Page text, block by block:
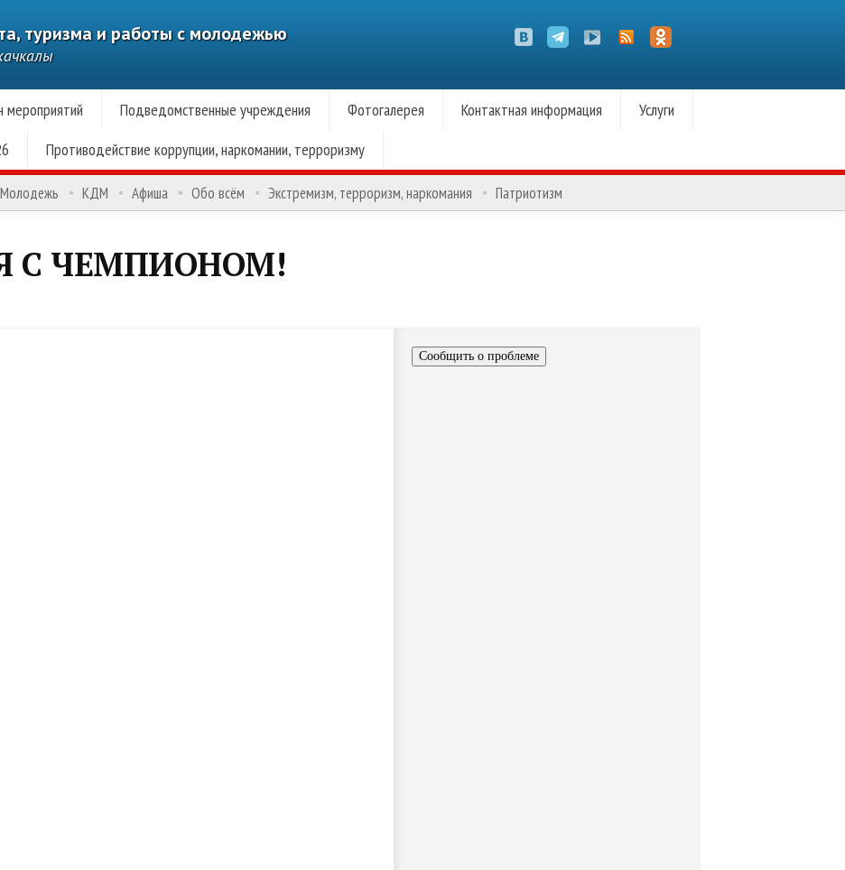
туризма и работы с молодежью
мероприятий Подведомственные учреждения Фотогалерея Контактная информация
Услуги
Противодействие коррупции, наркомании, терроризму
Молодежь КДМ Афиша Обо всём Экстремизм, терроризм, наркомания Патриотизм
С ЧЕМПИОНОМ!
Сообщить о проблеме